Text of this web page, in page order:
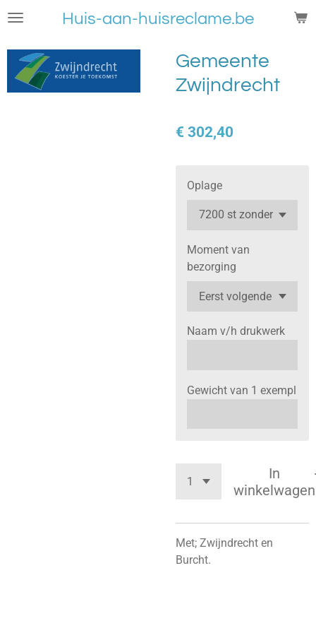
Ga
naar
hoofdinhoud
Huis-aan-huisreclame.be
Gemeente
Zwijndrecht
€ 302,40
Oplage
Moment van
bezorging
Naam v/h drukwerk
Gewicht van 1 exempl
In
winkelwagen
Met; Zwijndrecht en
Burcht.